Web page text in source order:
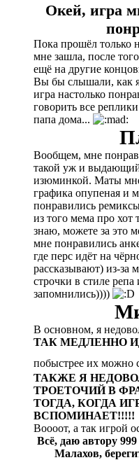
Окей, игра
Пока прошёл только
мне зашла, после
ещё на другие
Вы бы слышали, как
игра настолько
говорить все
папа дома...
Вообщем, мне
такой уж и
изюминкой. Маты
графика опупеная и
понравились
из того мема про хот
знаю, можете за это
мне понравились
где перс идёт на
рассказывают) из-за
строчки в стиле
запомнились))))
В основном, я
ТАК МЕДЛЕННО
побыстрее их можно
ТАКЖЕ Я
ТРОЕТОЧИЙ В
ТОГДА, КОГДА
ВСПОМИНАЕТ!!!!!
Воооот, а так игрой
Всё, даю автору
Малахов,